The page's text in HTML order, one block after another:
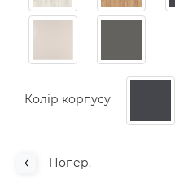
Колір корпусу
Попер.